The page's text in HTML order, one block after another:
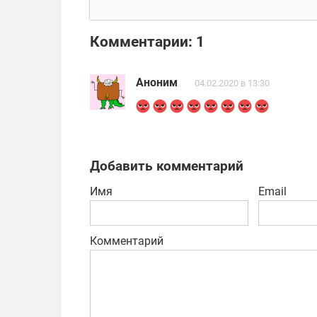
автомобилями!
Комментарии: 1
Аноним 04.02.2020 в 13:30
Добавить комментарий
Имя Email
Комментарий